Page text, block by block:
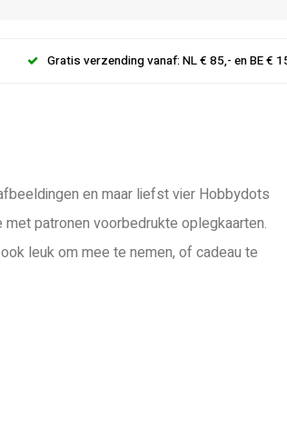
Gratis verzending vanaf: NL € 85,- en BE €
en maar liefst vier Hobbydots
patronen voorbedrukte oplegkaarten.
leuk om mee te nemen, of cadeau te